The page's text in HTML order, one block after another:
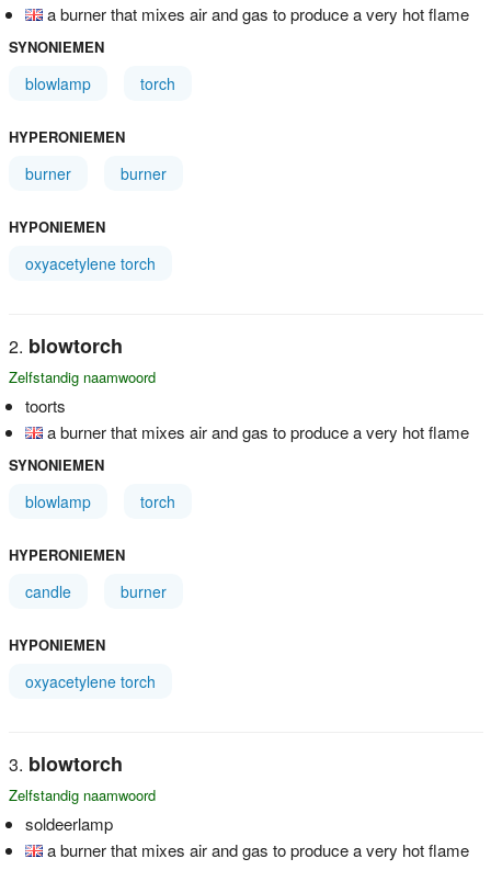
a burner that mixes air and gas to produce a very hot flame
SYNONIEMEN
blowlamp torch
HYPERONIEMEN
burner burner
HYPONIEMEN
oxyacetylene torch
blowtorch
Zelfstandig naamwoord
toorts
a burner that mixes air and gas to produce a very hot flame
SYNONIEMEN
blowlamp torch
HYPERONIEMEN
candle burner
HYPONIEMEN
oxyacetylene torch
blowtorch
Zelfstandig naamwoord
soldeerlamp
a burner that mixes air and gas to produce a very hot flame